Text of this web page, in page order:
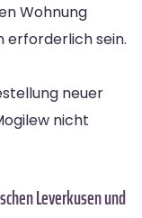
Wohnung
erforderlich sein.
neuer
nicht
Leverkusen und